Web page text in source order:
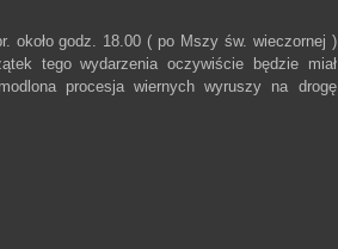
około godz. 18.00 ( po Mszy św. wieczornej )
tego wydarzenia oczywiście będzie miał
procesja wiernych wyruszy na drogę